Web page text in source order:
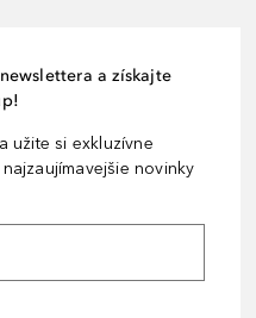
a získajte
užite si exkluzívne
novinky